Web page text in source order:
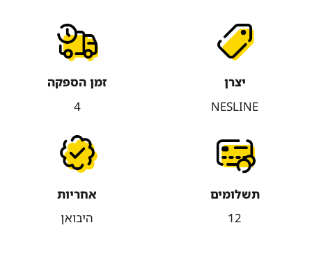
יצרן
NESLINE
זמן הספקה
תשלומים
12
אחריות
היבואן